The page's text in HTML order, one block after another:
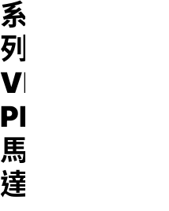
系
列
VFsync
PMAC
馬
達